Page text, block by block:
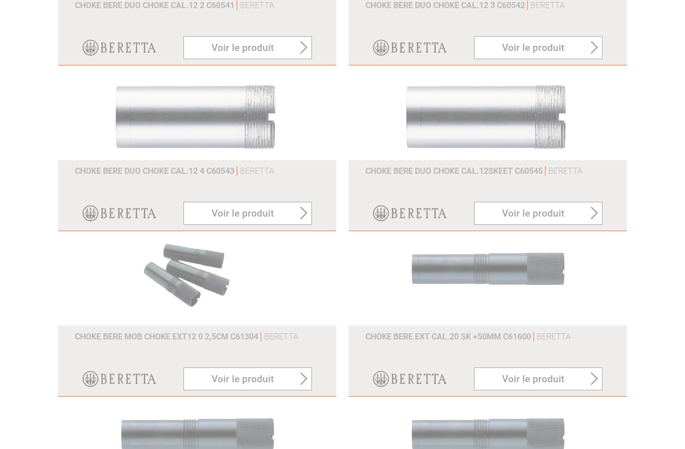
CHOKE BERE DUO CHOKE CAL.12 2 C60541 BERETTA
Voir le produit
CHOKE BERE DUO CHOKE CAL.12 3 C60542 BERETTA
Voir le produit
CHOKE BERE DUO CHOKE CAL.12 4 C60543 BERETTA
Voir le produit
CHOKE BERE DUO CHOKE CAL.12SKEET C60545 BERETTA
Voir le produit
CHOKE BERE MOB CHOKE EXT12 0 2,5CM C61304 BERETTA
Voir le produit
CHOKE BERE EXT CAL.20 SK +50MM C61600 BERETTA
Voir le produit